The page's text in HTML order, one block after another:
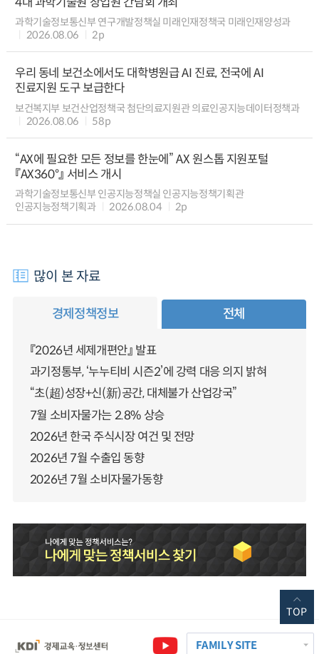
과학기술정보통신부 연구개발정책실 미래인재정책국 미래인재양성과
2026.08.06
2p
우리 동네 보건소에서도 대학병원급 AI 진료, 전국에 AI
진료지원 도구 보급한다
보건복지부 보건산업정책국 첨단의료지원관 의료인공지능데이터정책과
2026.08.06
58p
“AX에 필요한 모든 정보를 한눈에” AX 원스톱 지원포털
『AX360°』 서비스 개시
과학기술정보통신부 인공지능정책실 인공지능정책기획관
인공지능정책기획과
2026.08.04 2p
많이 본 자료
경제정책정보 전체
『2026년 세제개편안』 발표
과기정통부, ‘누누티비 시즌2’에 강력 대응 의지 밝혀
“초(超)성장+신(新)공간, 대체불가 산업강국”
7월 소비자물가는 2.8% 상승
2026년 한국 주식시장 여건 및 전망
2026년 7월 수출입 동향
2026년 7월 소비자물가동향
FAMILY SITE
TOP